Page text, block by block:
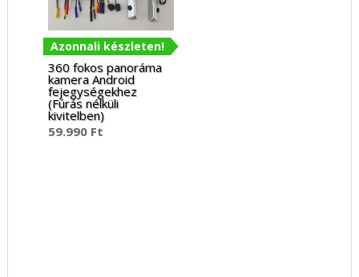
Azonnali készleten!
360 fokos panoráma
kamera Android
fejegységekhez
(Fúrás nélküli
kivitelben)
59.990 Ft